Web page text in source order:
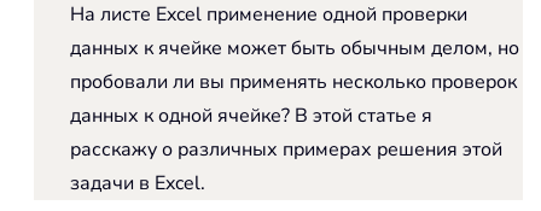
На листе Excel применение одной проверки
данных к ячейке может быть обычным делом, но
пробовали ли вы применять несколько проверок
данных к одной ячейке? В этой статье я
расскажу о различных примерах решения этой
задачи в Excel.